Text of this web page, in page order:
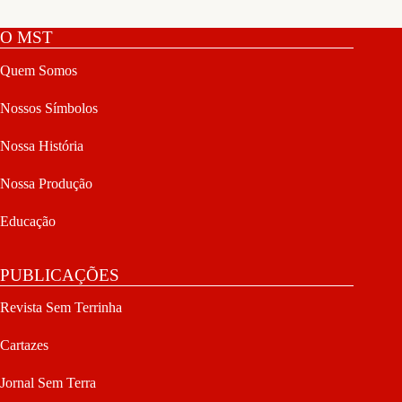
O MST
Quem Somos
Nossos Símbolos
Nossa História
Nossa Produção
Educação
PUBLICAÇÕES
Revista Sem Terrinha
Cartazes
Jornal Sem Terra